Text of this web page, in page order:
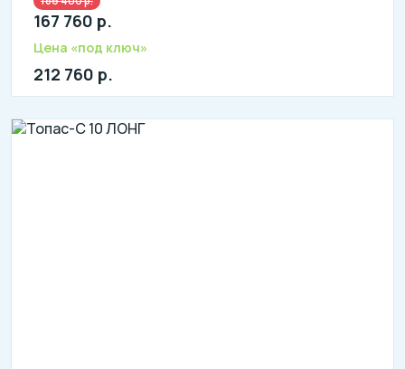
литров в сутки: 1200
л: 250
167 760 р.
Цена «под ключ»
212 760 р.